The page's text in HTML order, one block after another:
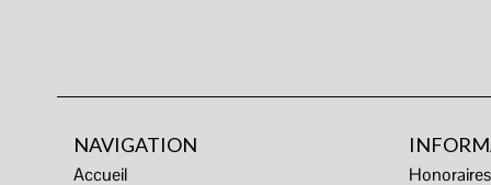
NAVIGATION
Accueil Honoraires